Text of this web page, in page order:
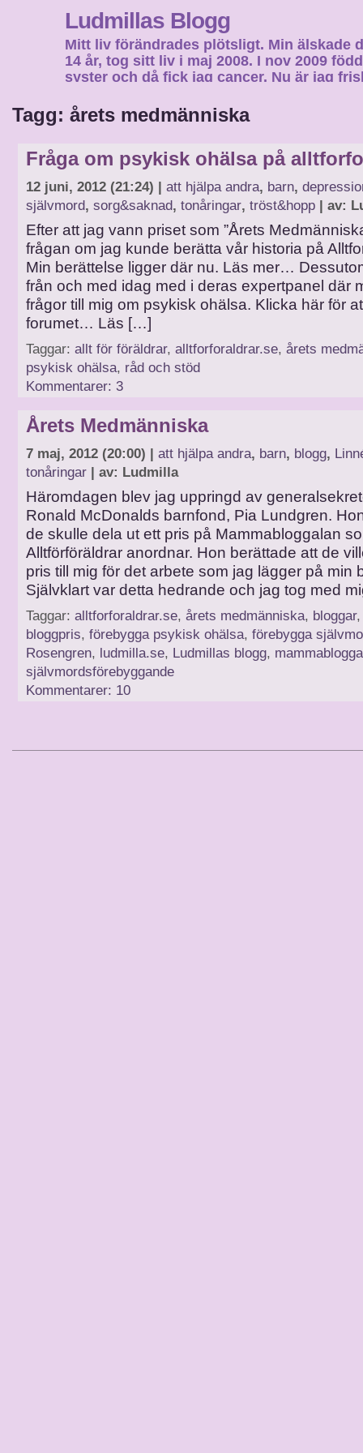
Ludmillas Blogg
Mitt liv förändrades plötsligt. Min älskade
14 år, tog sitt liv i maj 2008. I nov 2009
syster och då fick jag cancer. Nu är jag
Tagg: årets medmänniska
Fråga om psykisk ohälsa på
12 juni, 2012 (21:24) | att hjälpa andra, barn,
självmord, sorg&saknad, tonåringar, tröst&hopp | av:
Efter att jag vann priset som ”Årets
frågan om jag kunde berätta vår historia på
Min berättelse ligger där nu. Läs mer…
från och med idag med i deras expertpanel där
frågor till mig om psykisk ohälsa. Klicka här för
forumet… Läs […]
Taggar: allt för föräldrar, alltforforaldrar.se, årets
psykisk ohälsa, råd och stöd
Kommentarer: 3
Årets Medmänniska
7 maj, 2012 (20:00) | att hjälpa andra, barn, blogg,
tonåringar | av: Ludmilla
Häromdagen blev jag uppringd av
Ronald McDonalds barnfond, Pia Lundgren.
de skulle dela ut ett pris på Mammabloggalan
Alltförföräldrar anordnar. Hon berättade att de
pris till mig för det arbete som jag lägger på min
Självklart var detta hedrande och jag tog med
Taggar: alltforforaldrar.se, årets medmänniska, bloggar
bloggpris, förebygga psykisk ohälsa, förebygga
Rosengren, ludmilla.se, Ludmillas blogg,
självmordsförebyggande
Kommentarer: 10